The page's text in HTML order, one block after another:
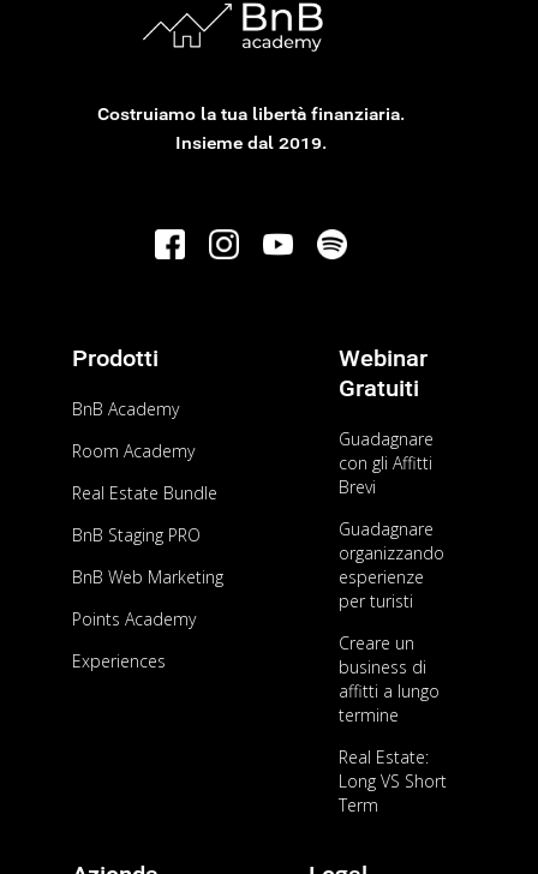
Guida completa agli affitti brevi: tutto quello
che devi sapere nel 2025
AFFITTI BREVI
Come evitare le truffe su AirBnb?
AFFITTI BREVI
Acquisire immobili e guadagnare con AirBnb
all’epoca del Covid? Mai così facile!
Costruiamo la tua libertà finanziaria.
Insieme dal 2019.
Prodotti
BnB Academy
Room Academy
Real Estate Bundle
BnB Staging PRO
BnB Web Marketing
Points Academy
Experiences
Webinar
Gratuiti
Guadagnare
con gli Affitti
Brevi
Guadagnare
organizzando
esperienze
per turisti
Creare un
business di
affitti a lungo
termine
Real Estate:
Long VS Short
Term